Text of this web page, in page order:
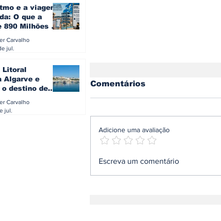
Novo Audi Q7 já pode
Portugal: terceira
Comentários
Adicione uma avaliação
Escreva um comentário
e a viagem
O que a
890 Milhões à
do turista na
Carvalho
jul.
Litoral
Algarve e
o destino de
Carvalho
jul.